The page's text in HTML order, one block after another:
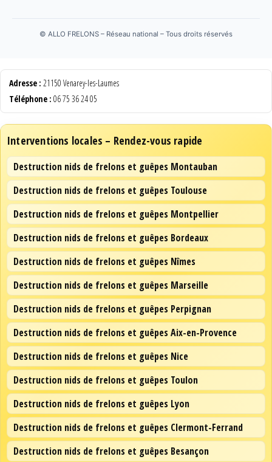
© ALLO FRELONS – Réseau national – Tous droits réservés
Adresse : 21150 Venarey-les-Laumes
Téléphone : 06 75 36 24 05
Interventions locales – Rendez-vous rapide
Destruction nids de frelons et guêpes Montauban
Destruction nids de frelons et guêpes Toulouse
Destruction nids de frelons et guêpes Montpellier
Destruction nids de frelons et guêpes Bordeaux
Destruction nids de frelons et guêpes Nîmes
Destruction nids de frelons et guêpes Marseille
Destruction nids de frelons et guêpes Perpignan
Destruction nids de frelons et guêpes Aix-en-Provence
Destruction nids de frelons et guêpes Nice
Destruction nids de frelons et guêpes Toulon
Destruction nids de frelons et guêpes Lyon
Destruction nids de frelons et guêpes Clermont-Ferrand
Destruction nids de frelons et guêpes Besançon